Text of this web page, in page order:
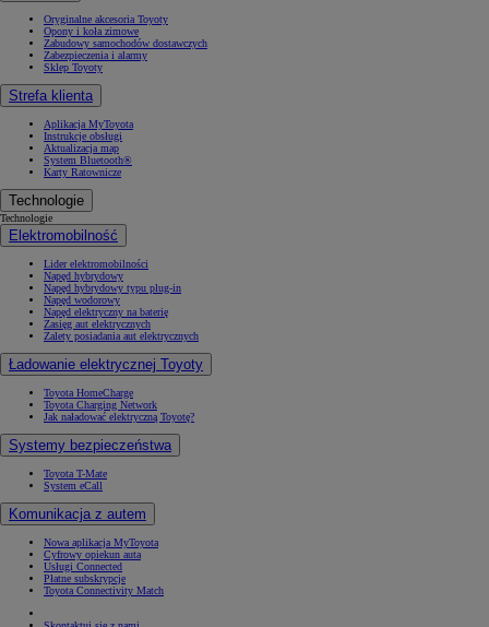
Oryginalne akcesoria Toyoty
Opony i koła zimowe
Zabudowy samochodów dostawczych
Zabezpieczenia i alarmy
Sklep Toyoty
Strefa klienta
Aplikacja MyToyota
Instrukcje obsługi
Aktualizacja map
System Bluetooth®
Karty Ratownicze
Technologie
Technologie
Elektromobilność
Lider elektromobilności
Napęd hybrydowy
Napęd hybrydowy typu plug-in
Napęd wodorowy
Napęd elektryczny na baterię
Zasięg aut elektrycznych
Zalety posiadania aut elektrycznych
Ładowanie elektrycznej Toyoty
Toyota HomeCharge
Toyota Charging Network
Jak naładować elektryczną Toyotę?
Systemy bezpieczeństwa
Toyota T-Mate
System eCall
Komunikacja z autem
Nowa aplikacja MyToyota
Cyfrowy opiekun auta
Usługi Connected
Płatne subskrypcje
Toyota Connectivity Match